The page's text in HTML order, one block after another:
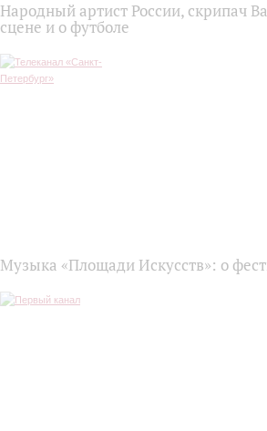
Народный артист России, скрипач
сцене и о футболе
Музыка «Площади Искусств»: о